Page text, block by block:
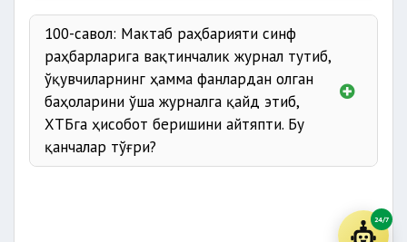
100-савол: Мактаб раҳбарияти синф
раҳбарларига вақтинчалик журнал тутиб,
ўқувчиларнинг ҳамма фанлардан олган
баҳоларини ўша журналга қайд этиб,
ХТБга ҳисобот беришини айтяпти. Бу
қанчалар тўғри?
24/7